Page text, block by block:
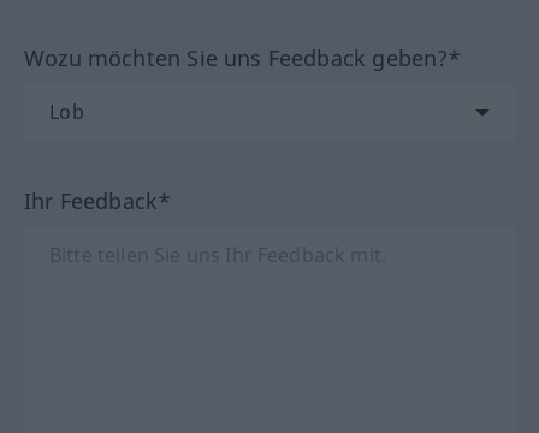
Wozu möchten Sie uns Feedback geben?*
Ihr Feedback*